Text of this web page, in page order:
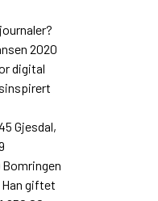
2020
digital
Gjesdal,
giftet